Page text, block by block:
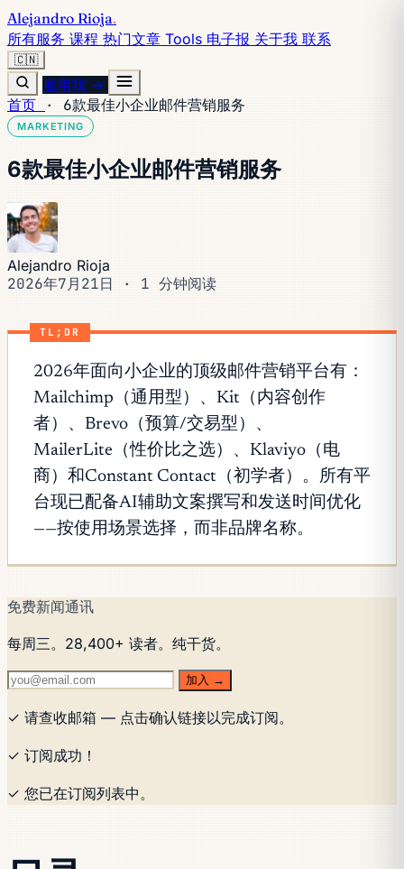
Alejandro Rioja.
所有服务 课程 热门文章 Tools 电子报 关于我 联系
🇨🇳
雇用我 →
首页 · 6款最佳小企业邮件营销服务
MARKETING
6款最佳小企业邮件营销服务
Alejandro Rioja
2026年7月21日 · 1 分钟阅读
TL;DR
2026年面向小企业的顶级邮件营销平台有：
Mailchimp（通用型）、Kit（内容创作
者）、Brevo（预算/交易型）、
MailerLite（性价比之选）、Klaviyo（电
商）和Constant Contact（初学者）。所有平
台现已配备AI辅助文案撰写和发送时间优化
——按使用场景选择，而非品牌名称。
免费新闻通讯
每周三。28,400+ 读者。纯干货。
加入 →
✓ 请查收邮箱 — 点击确认链接以完成订阅。
✓ 订阅成功！
✓ 您已在订阅列表中。